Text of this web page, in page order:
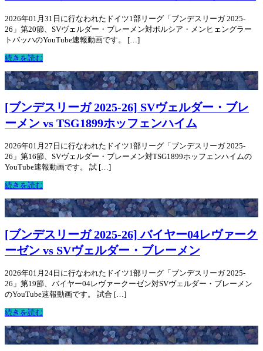
2026年01月31日に行なわれたドイツ1部リーグ「ブンデスリーガ 2025-
26」第20節、SVヴェルダー・ブレーメン対ボルシア・メンヒェングラー
トバッハのYouTube速報動画です。 […]
続きを読む
[ブンデスリーガ 2025-26] SVヴェルダー・ブレ
ーメン vs TSG1899ホッフェンハイム
2026年01月27日に行なわれたドイツ1部リーグ「ブンデスリーガ 2025-
26」第16節、SVヴェルダー・ブレーメン対TSG1899ホッフェンハイムの
YouTube速報動画です。 試 […]
続きを読む
[ブンデスリーガ 2025-26] バイヤー04レヴァーク
ーゼン vs SVヴェルダー・ブレーメン
2026年01月24日に行なわれたドイツ1部リーグ「ブンデスリーガ 2025-
26」第19節、バイヤー04レヴァークーゼン対SVヴェルダー・ブレーメン
のYouTube速報動画です。 試合 […]
続きを読む